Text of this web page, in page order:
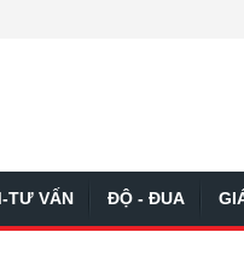
TƯ VẤN ĐỘ - ĐUA